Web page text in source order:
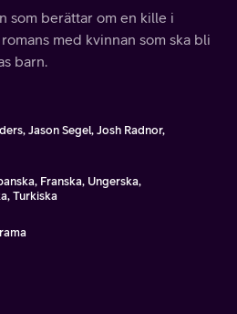
kille som hon är förälskad i.
som berättar om en kille i
med kvinnan som ska bli
barn.
Jason Segel, Josh Radnor,
Franska, Ungerska,
Turkiska